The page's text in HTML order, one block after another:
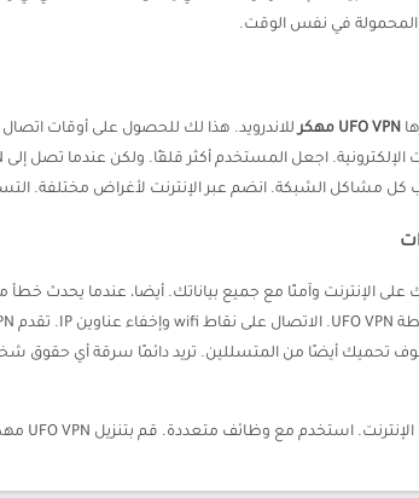
المحمولة في نفس الوقت.
UFO VPN مهكر
للاندرويد. هذا لك للحصول على أوقات
مشاكل الشبكة. انضم عبر الإنترنت لأغراض مختلفة.
على الإنترنت وآمنًا مع جميع بياناتك. أيضا، عندما يحدث
تحميك أيضًا من المتسللين. تريد دائمًا سرقة أي حقوق